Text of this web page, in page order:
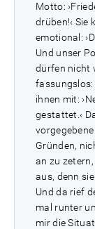
Motto:
drüben!‹ Sie
emotional:
Und unser
dürfen nicht
fassungslos:
ihnen mit:
gestattet.‹
Gründen,
an zu
aus, denn
Und da rief
mal runter
mir die